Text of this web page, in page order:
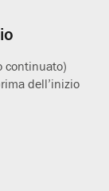
continuato)
dell’inizio